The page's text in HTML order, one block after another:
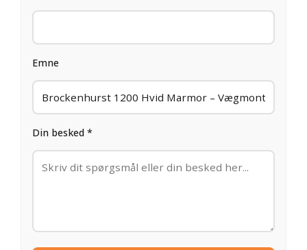
Emne
Din besked *